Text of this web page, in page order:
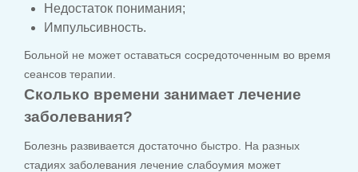
Недостаток понимания;
Импульсивность.
Больной не может оставаться сосредоточенным во время
сеансов терапии.
Сколько времени занимает лечение
заболевания?
Болезнь развивается достаточно быстро. На разных
стадиях заболевания лечение слабоумия может